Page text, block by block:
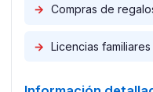
→ Compras de
→ Licencias familiares